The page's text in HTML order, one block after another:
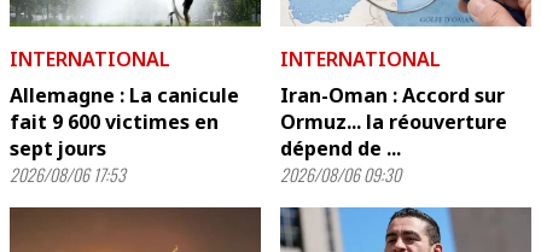
INTERNATIONAL
Allemagne : La canicule
fait 9 600 victimes en
sept jours
2026/08/06 17:53
INTERNATIONAL
Iran-Oman : Accord sur
Ormuz... la réouverture
dépend de ...
2026/08/06 09:30